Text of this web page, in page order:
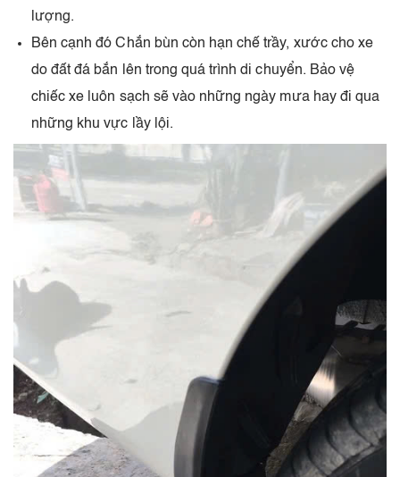
lượng.
Bên cạnh đó Chắn bùn còn hạn chế trầy, xước cho xe
do đất đá bắn lên trong quá trình di chuyển. Bảo vệ
chiếc xe luôn sạch sẽ vào những ngày mưa hay đi qua
những khu vực lầy lội.